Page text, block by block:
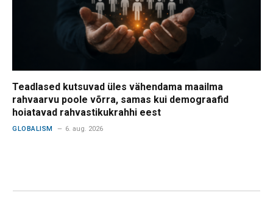
Teadlased kutsuvad üles vähendama maailma
rahvaarvu poole võrra, samas kui demograafid
hoiatavad rahvastikukrahhi eest
GLOBALISM 6. aug. 2026